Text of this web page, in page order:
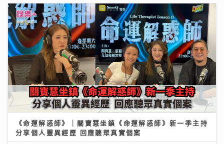
《命運解惑師》｜關寶慧坐鎮《命運解惑師》新一季主持
分享個人靈異經歷 回應聽眾真實個案
08/08/2026